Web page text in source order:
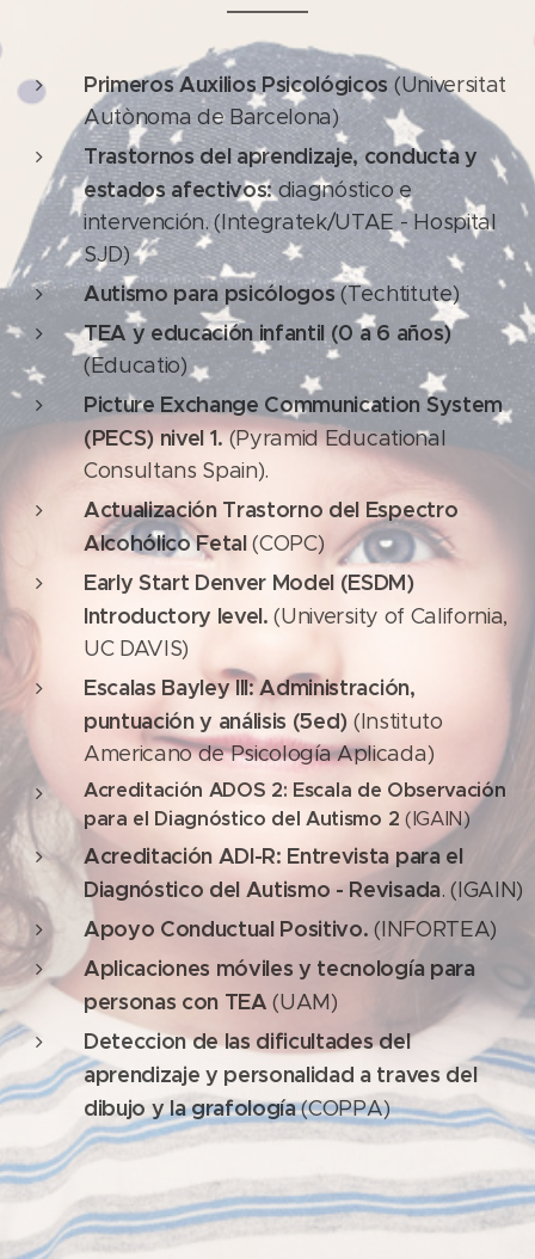
Primeros Auxilios Psicológicos (Universitat
Autònoma de Barcelona)
Trastornos del aprendizaje, conducta y
estados afectivos:diagnóstico e
intervención. (Integratek/UTAE - Hospital
SJD)
Autismo para psicólogos(Techtitute)
TEA y educación infantil (0 a 6 años)
(Educatio)
Picture Exchange Communication System
(PECS) nivel 1.(Pyramid Educational
Consultans Spain).
Actualización Trastorno del Espectro
Alcohólico Fetal(COPC)
Early Start Denver Model (ESDM)
Introductory level.(University of California,
UC DAVIS)
Escalas Bayley III: Administración,
puntuación y análisis (5ed) (Instituto
Americano de Psicología Aplicada)
Acreditación ADOS 2: Escala de Observación
para el Diagnóstico del Autismo 2 (IGAIN)
Acreditación ADI-R: Entrevista para el
Diagnóstico del Autismo - Revisada. (IGAIN)
Apoyo Conductual Positivo. (INFORTEA)
Aplicaciones móviles y tecnología para
personas con TEA (UAM)
Deteccion de las dificultades del
aprendizaje y personalidad a traves del
dibujo y la grafología(COPPA)